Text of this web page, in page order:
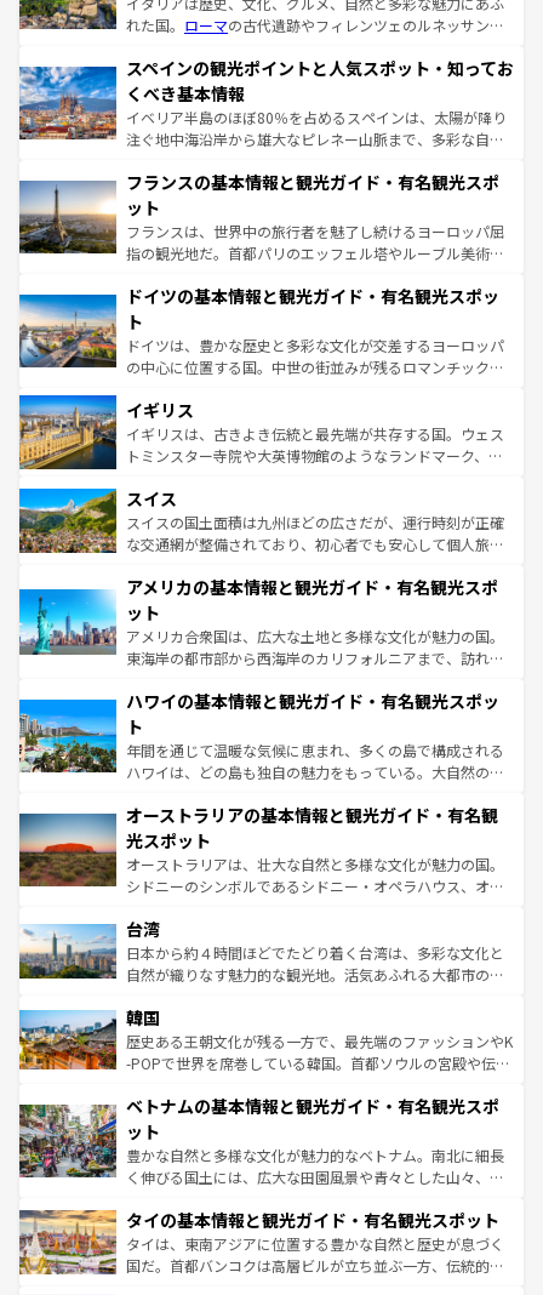
れた国。 ローマの古代遺跡やフィレンツェのルネッサンス
ろん、トスカーナの美しい田園風景やアマルフィ海岸の絶
景など、自然景観も見逃せない。観光の合間には、本場の
ピザやパスタなど、絶品のイタリア料理を堪能することも
できる。朝目覚めてから夜眠るまで、すべての瞬間を楽し
なお、新着のイタリア情報はコンテンツ一覧を参照してほ
しい。
スペインの観光ポイントと人気スポット・知ってお
くべき基本情報
イベリア半島のほぼ80％を占めるスペインは、太陽が降り
注ぐ地中海沿岸から雄大なピレネー山脈まで、多彩な自然
文化が根付くこの国では、情熱的なフラメンコ、熱気あふ
れる闘牛、そして美味しいタパスが生活の一部となってい
る。首都マドリードの洗練された雰囲気や、バルセロナの
アートに溢れた街角から、地方では古代ローマ遺跡や中世
せる。地方によって風土や気候が異なるスペインはその個
ンテンツ一覧 を参照してほしい。
フランスの基本情報と観光ガイド・有名観光スポ
ット
フランスは、世界中の旅行者を魅了し続けるヨーロッパ屈
指の観光地だ。首都パリのエッフェル塔やルーブル美術館
で、幅広い魅力が詰まっている。華麗な宮殿、歴史的な大
聖堂、美しいビーチ、そして豊かな自然が、訪れる者を心
から魅了する。また、フランスは美食の国としても知ら
れ、フランス料理はユネスコ無形文化遺産にも登録されて
香り高いラベンダー畑など、多彩な楽しみ方が可能だ。さ
らに、パリ以外の地域にも魅力が溢れており、どの街角に
も豊かな歴史と文化が息づいている。パリ以外の個性あふ
を参照してほしい。
ドイツの基本情報と観光ガイド・有名観光スポッ
ト
ドイツは、豊かな歴史と多彩な文化が交差するヨーロッパ
の中心に位置する国。中世の街並みが残るロマンチック街
顔を持つこの国は、どこを歩いても飽きることがない。ベ
ルリンの文化的活気、バイエルン州のアルプスの絶景、そ
してライン川沿いのワイン畑といった風景は必見。ビール
は、お酒好きな人にはぜひ体験してほしい。 なお、新着の
ドイツ情報はコンテンツ一覧を参照してほしい。
イギリス
イギリスは、古きよき伝統と最先端が共存する国。ウェス
トミンスター寺院や大英博物館のようなランドマーク、歴
リアごとに異なる魅力がある。また、優雅なアフタヌーン
ティー、ビール好きにはたまらない英国パブ、サッカー観
戦など、本場だからこそできる体験も豊富。イギリスを旅
ンツ一覧を参照してほしい。
スイス
スイスの国土面積は九州ほどの広さだが、運行時刻が正確
な交通網が整備されており、初心者でも安心して個人旅行
の建物がそのまま残る町や、スイスならではのユニークな
博物館もあり、アルプス観光だけでなく町歩きも満喫する
ことができる。国民の所得が高いため物価も高いが、旅行
者向けの交通パス提供のサービスもあり、うまく活用すれ
着のスイス情報はコンテンツ一覧を参照してほしい。
アメリカの基本情報と観光ガイド・有名観光スポ
ット
アメリカ合衆国は、広大な土地と多様な文化が魅力の国。
東海岸の都市部から西海岸のカリフォルニアまで、訪れる
のような巨大都市は、観光、ショッピング、エンターテイ
ンメントが詰まった刺激的なスポットだ。一方、アメリカ
西部には大自然が広がり、グランドキャニオンやイエロー
ストーン国立公園といった絶景が堪能できる。さらに、南
文化が魅力。旅行者はアメリカの各地域で異なる魅力を楽
しみながら、その多様性と豊かな歴史を感じることができ
るだろう。車でのロードトリップや列車の旅も、アメリカ
ならではの贅沢な旅のスタイルだ。 なお、新着のアメリカ
情報は コンテンツ一覧 を参照してほしい。
ハワイの基本情報と観光ガイド・有名観光スポッ
ト
年間を通じて温暖な気候に恵まれ、多くの島で構成される
ハワイは、どの島も独自の魅力をもっている。大自然の神
ワイ島は見逃せない。また、定番の観光地といえばオアフ
島だが、静かな自然を求めるならマウイ島やカウアイ島が
おすすめ。エメラルドグリーンに輝く海をはじめ、豊かな
文化や歴史が息づいている。「アロハスピリット」と呼ば
人々、おいしいローカルフードやハワイアンミュージッ
ク、伝統的なフラダンスなど、すべてがハワイの魅力を彩
っている。訪れるたびに新しい発見と感動が待っているハ
はコンテンツ一覧
オーストラリアの基本情報と観光ガイド・有名観
光スポット
オーストラリアは、壮大な自然と多様な文化が魅力の国。
シドニーのシンボルであるシドニー・オペラハウス、オー
リアリーフや大陸中央部にそびえるウルル（エアーズロッ
ク）、タスマニアの美しい原生林やケアンズの熱帯雨林な
ど、見どころがたくさん。また、カフェやワイン、オージ
いる。アクティビティも充実しており、サーフィンやダイ
ビング、ハイキングなど、アウトドア好きにはたまらな
い。オーストラリアの多彩な魅力を存分に味わいつくそ
参照してほしい。
台湾
日本から約４時間ほどでたどり着く台湾は、多彩な文化と
自然が織りなす魅力的な観光地。活気あふれる大都市の台
ン）、静ひつな山岳地帯である台湾東部など、都市の喧騒
と山間の静けさが共存しており、訪れる人に新しい発見と
驚きをもたらしてくれる。また、奥深い台湾の食文化も魅
容にもいいと評判のスイーツなど、バラエティ豊かな料理
照してほしい。
韓国
歴史ある王朝文化が残る一方で、最先端のファッションやK
-POPで世界を席巻している韓国。首都ソウルの宮殿や伝統
き、地方に足を延ばせば四季折々の自然美を楽しむことが
できる。そして、キムチや焼肉、絶品のストリートフード
まで、さまざまな韓国料理が待っている。夜には、韓国な
らではのナイトライフも堪能できる。あたたかいホスピタ
わってみてほしい。 なお、新着の韓国情報はコンテンツ一
覧 を参照してほしい。
ベトナムの基本情報と観光ガイド・有名観光スポ
ット
豊かな自然と多様な文化が魅力的なベトナム。南北に細長
く伸びる国土には、広大な田園風景や青々とした山々、世
急速な発展と共に伝統が息づく。ハノイの古い町並みやホ
ーチミン市のフランス統治時代の建物も、独特の雰囲気を
醸し出している。また、バラエティの豊かさとおいしさで
タイの基本情報と観光ガイド・有名観光スポット
タイは、東南アジアに位置する豊かな自然と歴史が息づく
国だ。首都バンコクは高層ビルが立ち並ぶ一方、伝統的な